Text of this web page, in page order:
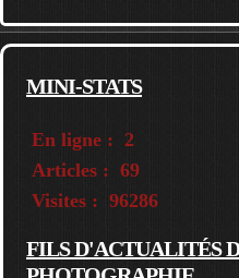
MINI-STATS
En ligne : 2
Articles : 69
Visites : 96286
FILS D'ACTUALITÉS